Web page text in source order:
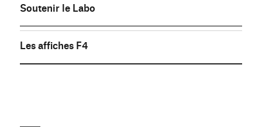
Soutenir le Labo
Les affiches F4